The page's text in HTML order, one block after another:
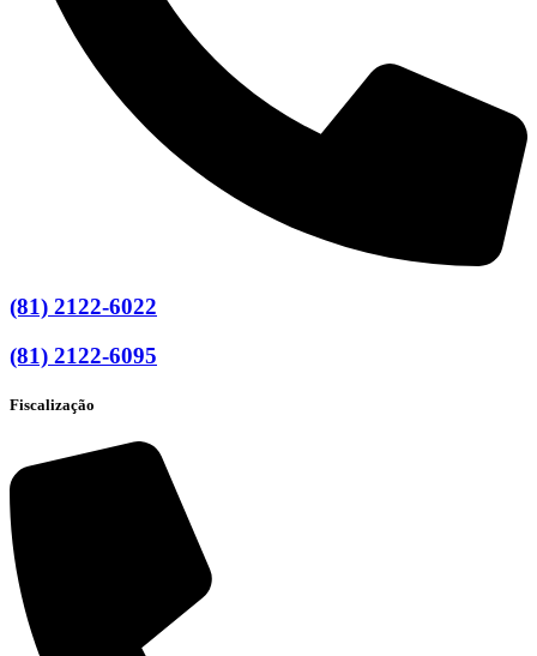
(81) 2122-6022
(81) 2122-6095
Fiscalização